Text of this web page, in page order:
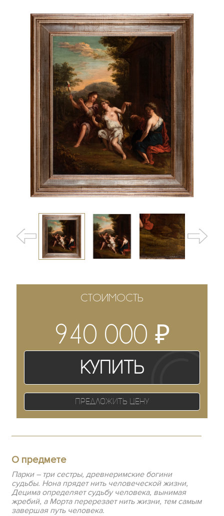
СТОИМОСТЬ
940 000 ₽
Купить
Предложить цену
О предмете
Парки – три сестры, древнеримские богини
судьбы. Нона прядет нить человеческой жизни,
Децима определяет судьбу человека, вынимая
жребий, а Морта перерезает нить жизни, тем самым
завершая путь человека.